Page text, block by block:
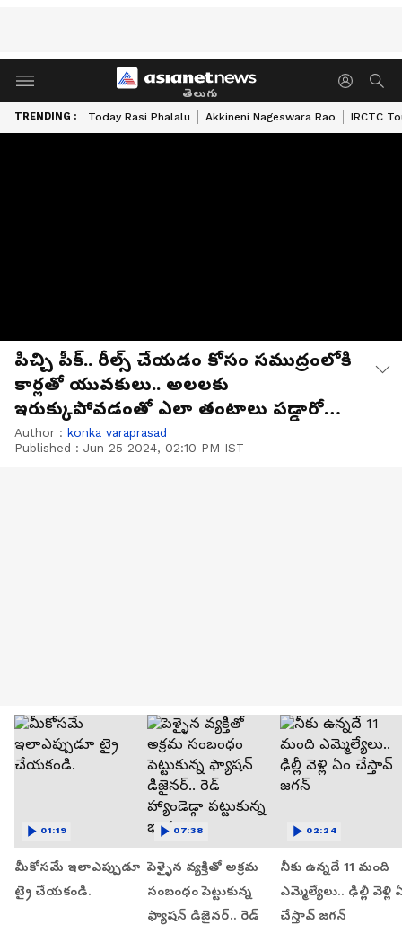
తెలుగు
TRENDING : Today Rasi Phalalu Akkineni Nageswara Rao IRCTC
పిచ్చి పీక్‌.. రీల్స్ చేయడం కోసం సముద్రంలోకి
కార్లతో యువకులు.. అలలకు
ఇరుక్కుపోవడంతో ఎలా తంటాలు పడ్డారో
చూడండి.
Author : konka varaprasad
Published : Jun 25 2024, 02:10 PM IST
మీకోసమే ఇలాఎప్పుడూ
ట్రై చేయకండి.
01:19
పెళ్ళైన వ్యక్తితో అక్రమ
సంబంధం పెట్టుకున్న
ఫ్యాషన్ డిజైనర్.. రెడ్
07:38
నీకు ఉన్నదే 11 మంది
ఎమ్మెల్యేలు.. ఢిల్లీ వెళ్లి
చేస్తావ్ జగన్
02:24